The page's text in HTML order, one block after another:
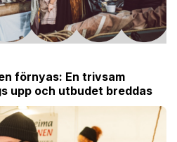
förnyas: En trivsam
upp och utbudet breddas